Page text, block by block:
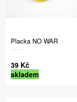
Placka NO WAR
39 Kč
skladem